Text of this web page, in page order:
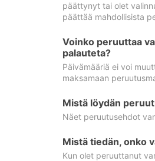
päättynyt tai olet
päättää mahdollisista
Voinko peruuttaa
palauteta?
Päivämääriä ei voi
maksamaan
Mistä löydän
Näet peruutusehdot
Mistä tiedän, onko
Kun olet peruuttanut